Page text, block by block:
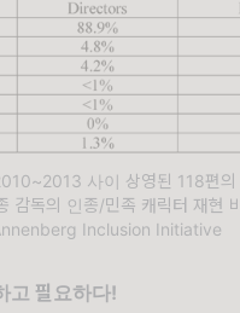
사이 상영된 118편의
감독의 인종/민족 캐릭터 재현
Inclusion Initiative
고 필요하다!